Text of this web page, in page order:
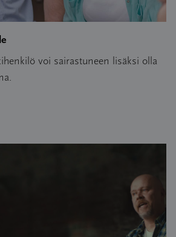
voi sairastuneen lisäksi olla